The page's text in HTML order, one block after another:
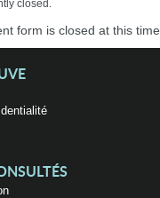
closed.
form is closed at this time.